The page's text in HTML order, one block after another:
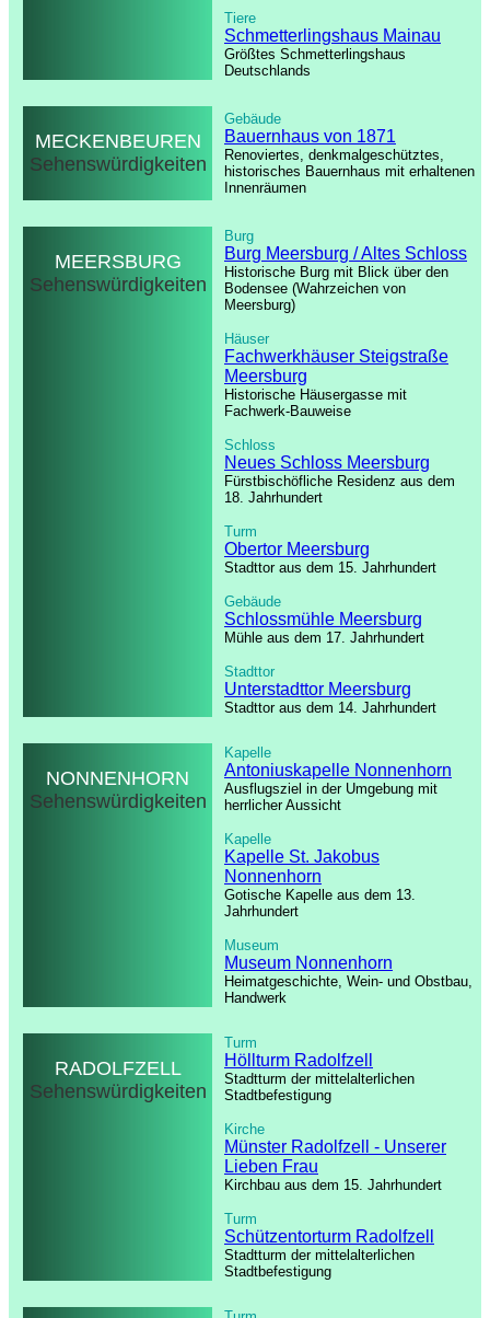
Tiere
Schmetterlingshaus Mainau
Größtes Schmetterlingshaus
Deutschlands
MECKENBEUREN
Sehenswürdigkeiten
Gebäude
Bauernhaus von 1871
Renoviertes, denkmalgeschütztes,
historisches Bauernhaus mit erhaltenen
Innenräumen
MEERSBURG
Sehenswürdigkeiten
Burg
Burg Meersburg / Altes Schloss
Historische Burg mit Blick über den
Bodensee (Wahrzeichen von
Meersburg)
Häuser
Fachwerkhäuser Steigstraße
Meersburg
Historische Häusergasse mit
Fachwerk-Bauweise
Schloss
Neues Schloss Meersburg
Fürstbischöfliche Residenz aus dem
18. Jahrhundert
Turm
Obertor Meersburg
Stadttor aus dem 15. Jahrhundert
Gebäude
Schlossmühle Meersburg
Mühle aus dem 17. Jahrhundert
Stadttor
Unterstadttor Meersburg
Stadttor aus dem 14. Jahrhundert
NONNENHORN
Sehenswürdigkeiten
Kapelle
Antoniuskapelle Nonnenhorn
Ausflugsziel in der Umgebung mit
herrlicher Aussicht
Kapelle
Kapelle St. Jakobus
Nonnenhorn
Gotische Kapelle aus dem 13.
Jahrhundert
Museum
Museum Nonnenhorn
Heimatgeschichte, Wein- und Obstbau,
Handwerk
RADOLFZELL
Sehenswürdigkeiten
Turm
Höllturm Radolfzell
Stadtturm der mittelalterlichen
Stadtbefestigung
Kirche
Münster Radolfzell - Unserer
Lieben Frau
Kirchbau aus dem 15. Jahrhundert
Turm
Schützentorturm Radolfzell
Stadtturm der mittelalterlichen
Stadtbefestigung